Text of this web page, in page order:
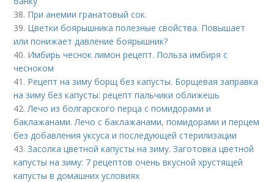
38. При анемии гранатовый сок.
39. Цветки боярышника полезные свойства. Повышает
или понижает давление боярышник?
40. Имбирь чеснок лимон рецепт. Польза имбиря с
чесноком
41. Рецепт на зиму борщ без капусты. Борщевая заправка
на зиму без капусты: рецепт пальчики оближешь
42.Лечо из болгарского перца с помидорами и
баклажанами. Лечо с баклажанами, помидорами и перцем
без добавления уксуса и последующей стерилизации
43.Засолка цветной капусты на зиму. Заготовка цветной
капусты на зиму: 7 рецептов очень вкусной хрустящей
капусты в домашних условиях